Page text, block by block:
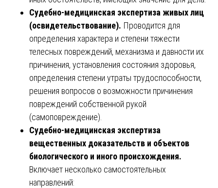
Судебно-медицинская экспертиза живых лиц
(освидетельствование). Проводится для
определения характера и степени тяжести
телесных повреждений, механизма и давности их
причинения, установления состояния здоровья,
определения степени утраты трудоспособности,
решения вопросов о возможности причинения
повреждений собственной рукой
(самоповреждение).
Судебно-медицинская экспертиза
вещественных доказательств и объектов
биологического и иного происхождения.
Включает несколько самостоятельных
направлений: